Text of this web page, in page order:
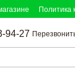
Политика
94-27